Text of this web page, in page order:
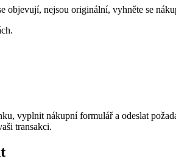
objevují, nejsou originální, vyhněte se
vyplnit nákupní formulář a odeslat
transakci.